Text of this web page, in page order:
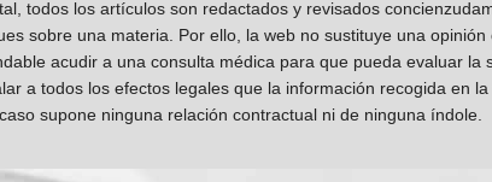
todos los artículos son redactados y revisados
sobre una materia. Por ello, la web no sustituye una opinión
acudir a una consulta médica para que pueda evaluar la
a todos los efectos legales que la información recogida en
supone ninguna relación contractual ni de ninguna índole.